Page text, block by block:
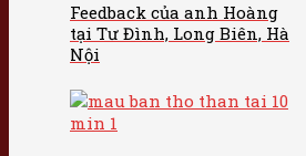
Feedback của anh Hoàng
tại Tư Đình, Long Biên, Hà
Nội